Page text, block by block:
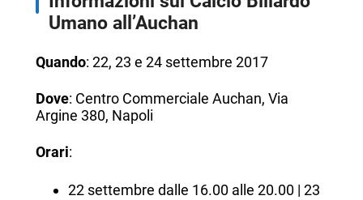
Umano all’Auchan
Quando: 22, 23 e 24 settembre 2017
Dove: Centro Commerciale Auchan, Via
Argine 380, Napoli
Orari:
22 settembre dalle 16.00 alle 20.00 | 23